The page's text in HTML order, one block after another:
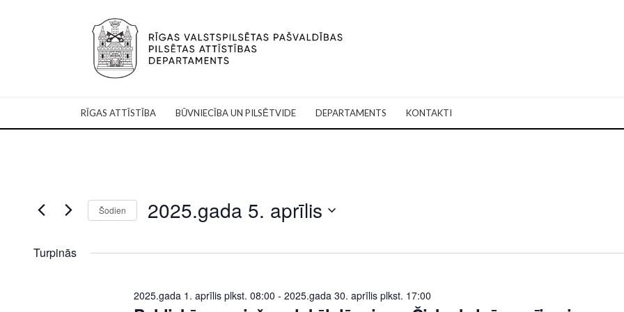
RĪGAS ATTĪSTĪBA BŪVNIECĪBA UN PILSĒTVIDE DEPARTAMENTS KONTAKTI
Šodien 2025.gada 5. aprīlis
Turpinās
2025.gada 1. aprīlis plkst. 08:00 - 2025.gada 30. aprīlis plkst. 17:00